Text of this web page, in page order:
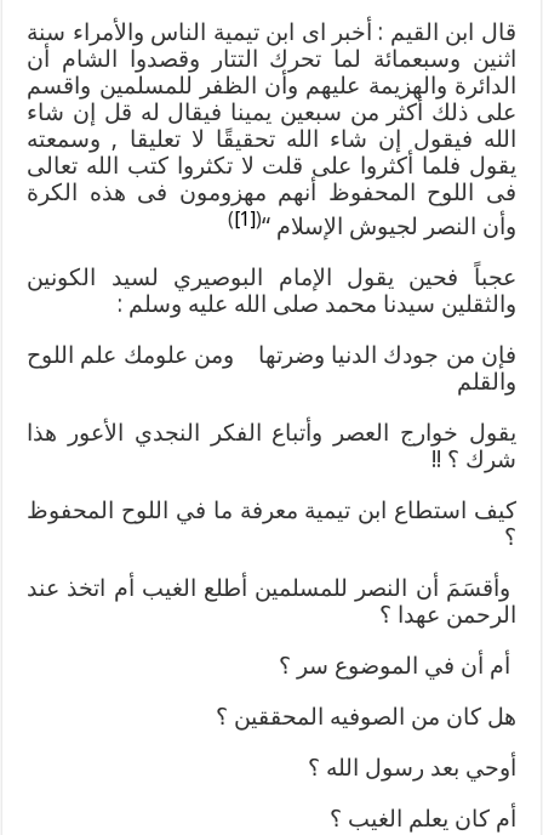
مغلقة
قال ابن القيم : أخبر اى ابن تيمية الناس والأمراء سنة
اثنين وسبعمائة لما تحرك التتار وقصدوا الشام أن
الدائرة والهزيمة عليهم وأن الظفر للمسلمين واقسم
على ذلك أكثر من سبعين يمينا فيقال له قل إن شاء
الله فيقول إن شاء الله تحقيقًا لا تعليقا , وسمعته
يقول فلما أكثروا على قلت لا تكثروا كتب الله تعالى
فى اللوح المحفوظ أنهم مهزومون فى هذه الكرة
وأن النصر لجيوش الإسلام “(
[1]
)
عجباً فحين يقول الإمام البوصيري لسيد الكونين
والثقلين سيدنا محمد صلى الله عليه وسلم :
فإن من جودك الدنيا وضرتها ومن علومك علم اللوح
والقلم
يقول خوارج العصر وأتباع الفكر النجدي الأعور هذا
شرك ؟ !!
كيف استطاع ابن تيمية معرفة ما في اللوح المحفوظ
؟
وأقسَمَ أن النصر للمسلمين أطلع الغيب أم اتخذ عند
الرحمن عهدا ؟
أم أن في الموضوع سر ؟
هل كان من الصوفيه المحققين ؟
أوحي بعد رسول الله ؟
أم كان يعلم الغيب ؟